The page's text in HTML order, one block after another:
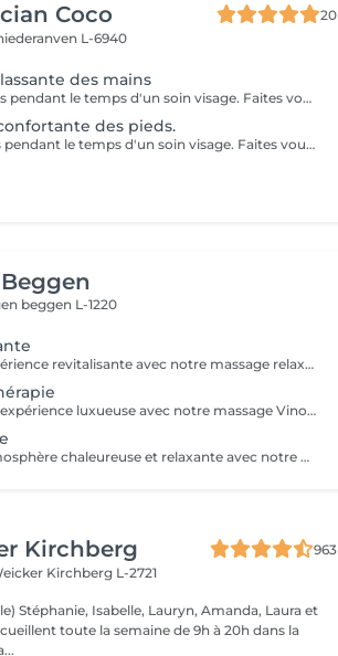
Coco
20
L-6940
des mains
Massage des mains pendant le temps d'un soin visage. Faites vous plaisir en rajoutant ce petit plus à votre soin visage pour une relaxation intense.
des pieds.
Massage des pieds pendant le temps d'un soin visage. Faites vous plaisir en rajoutant ce petit plus à votre soin visage pour une relaxation intense.
beggen L-1220
Profitez d'une expérience revitalisante avec notre massage relaxant de 40, 60 ou 90 minutes. Nos esthéticiennes utiliseront des techniques douces pour soulager les tensions musculaires, procurant une sensation de tranquillité. Le temps de préparation et d'installation de la cliente est inclus dans la période choisie, garantissant que chaque minute soit consacrée à votre bien-être. Profitez de ce moment pour rajeunir corps et esprit.
Plongez dans une expérience luxueuse avec notre massage Vinothérapie de 40, 60 ou 90 minutes. Nos Esthetcienne experts utiliseront des techniques spécifiques, combinant les bienfaits du raisin pour apaiser vos muscles et offrir une sensation de détente profonde. Le temps de préparation et d'installation de la cliente est inclus dans la durée sélectionnée, garantissant une expérience dédiée à votre bien-être. Laissez-vous emporter par ce moment de délice, revitalisant à la fois votre corps et votre esprit.
Profitez d'une atmosphère chaleureuse et relaxante avec notre massage aux bougies de 40, 60 ou 90 minutes. Nos esthéticiennes spécialisées intègrent des bougies parfumées pour créer une ambiance paisible tout en appliquant des techniques douces visant à soulager les tensions musculaires. Le temps de préparation et d'installation de la cliente est inclus dans la période choisie, garantissant que chaque minute soit dédiée à votre bien-être. Offrez-vous une expérience de rajeunissement du corps et de l'esprit dans ce cadre serein.
Kirchberg
963
Kirchberg L-2721
Stéphanie, Isabelle, Lauryn, Amanda, Laura et
toute la semaine de 9h à 20h dans la
! La...